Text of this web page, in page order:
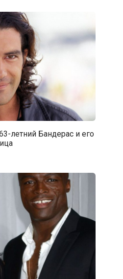
летний Бандерас и его